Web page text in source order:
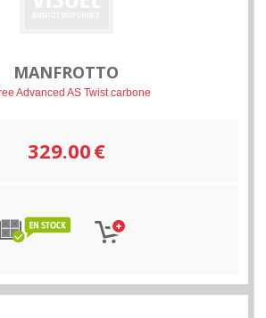
MANFROTTO
Advanced AS Twist carbone
329.00€